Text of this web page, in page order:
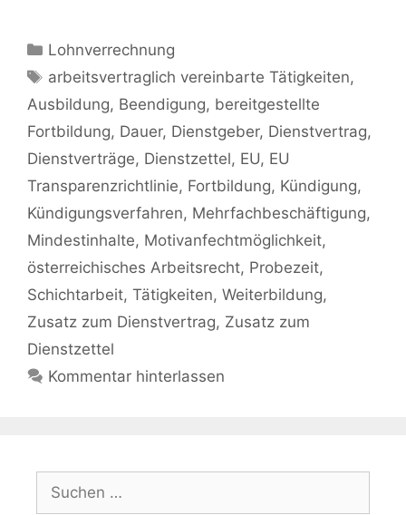
Kategorien
Lohnverrechnung
Schlagwörter
arbeitsvertraglich vereinbarte Tätigkeiten,
Ausbildung, Beendigung, bereitgestellte
Fortbildung, Dauer, Dienstgeber, Dienstvertrag,
Dienstverträge, Dienstzettel, EU, EU
Transparenzrichtlinie, Fortbildung, Kündigung,
Kündigungsverfahren, Mehrfachbeschäftigung,
Mindestinhalte, Motivanfechtmöglichkeit,
österreichisches Arbeitsrecht, Probezeit,
Schichtarbeit, Tätigkeiten, Weiterbildung,
Zusatz zum Dienstvertrag, Zusatz zum
Dienstzettel
Kommentar hinterlassen
Suchen
nach: